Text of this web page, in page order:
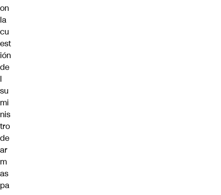
on
la
cu
est
ión
de
l
su
mi
nis
tro
de
ar
m
as
pa